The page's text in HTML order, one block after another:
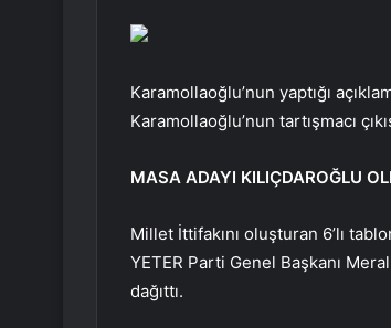
Karamollaoğlu’nun yaptığı
Karamollaoğlu’nun tartışmacı
MASA ADAYI KILIÇDAROĞLU
Millet İttifakını oluşturan 6’lı
YETER Parti Genel Başkanı
dağıttı.